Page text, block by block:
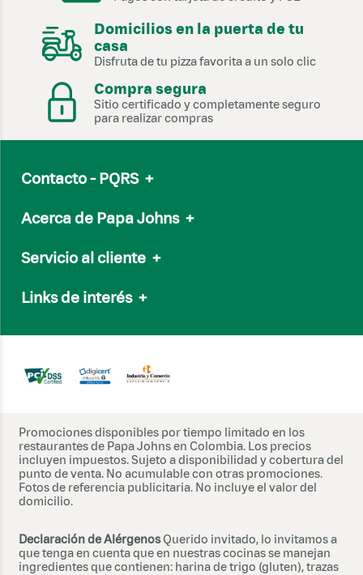
Domicilios en la puerta de tu
casa
Disfruta de tu pizza favorita a un solo clic
Compra segura
Sitio certificado y completamente seguro
para realizar compras
Contacto - PQRS +
Email
servicioalcliente@papajohns.com.co
Whatsapp: 315 602 0554
Acerca de Papa Johns +
Nuestra marca
Papa Johns internacional
Sitemap
Servicio al cliente +
Soporte vía Whatsapp
Links de interés +
Términos y condiciones - Campañas
Correo electrónico de notificaciones judiciales:
notifica@alimentosalconsumidor.com
Promociones disponibles por tiempo limitado en los
restaurantes de Papa Johns en Colombia. Los precios
incluyen impuestos. Sujeto a disponibilidad y cobertura del
punto de venta. No acumulable con otras promociones.
Fotos de referencia publicitaria. No incluye el valor del
domicilio.
Declaración de AlérgenosQuerido invitado, lo invitamos a
que tenga en cuenta que en nuestras cocinas se manejan
ingredientes que contienen: harina de trigo (gluten), trazas